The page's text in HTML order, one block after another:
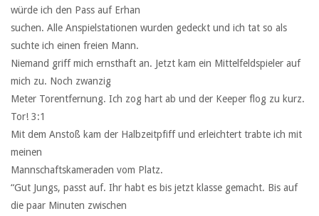
würde ich den Pass auf Erhan
suchen. Alle Anspielstationen wurden gedeckt und ich tat so als
suchte ich einen freien Mann.
Niemand griff mich ernsthaft an. Jetzt kam ein Mittelfeldspieler auf
mich zu. Noch zwanzig
Meter Torentfernung. Ich zog hart ab und der Keeper flog zu kurz.
Tor! 3:1
Mit dem Anstoß kam der Halbzeitpfiff und erleichtert trabte ich mit
meinen
Mannschaftskameraden vom Platz.
“Gut Jungs, passt auf. Ihr habt es bis jetzt klasse gemacht. Bis auf
die paar Minuten zwischen